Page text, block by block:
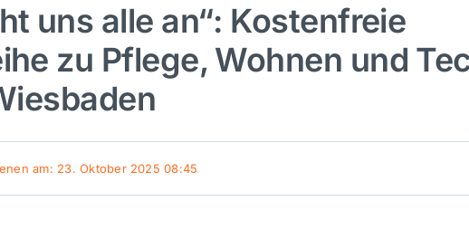
uns alle an“: Kostenfreie
zu Pflege, Wohnen und
am: 23. Oktober 2025 08:45